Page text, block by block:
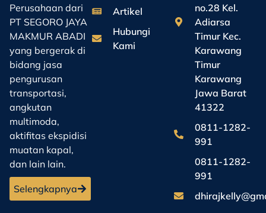
Perusahaan dari
PT SEGORO JAYA
MAKMUR ABADI
yang bergerak di
bidang jasa
pengurusan
transportasi,
angkutan
multimoda,
aktifitas ekspidisi
muatan kapal,
dan lain lain.
Selengkapnya
Artikel
Hubungi
Kami
no.28 Kel.
Adiarsa
Timur Kec.
Karawang
Timur
Karawang
Jawa Barat
41322
0811-1282-
991
0811-1282-
991